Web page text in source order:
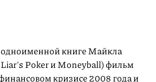
книге Майкла
Poker и Moneyball) фильм
кризисе 2008 года и